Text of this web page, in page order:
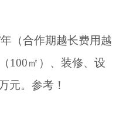
（合作期越长费用越
100㎡）、装修、设
元。参考！